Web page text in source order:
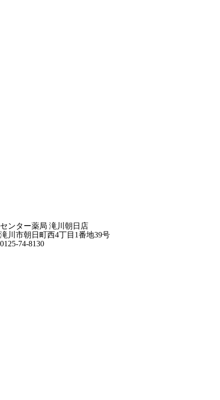
センター薬局 滝川朝日店
滝川市朝日町西4丁目1番地39号
0125-74-8130